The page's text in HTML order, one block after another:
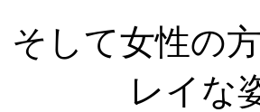
そして女性の
レイな